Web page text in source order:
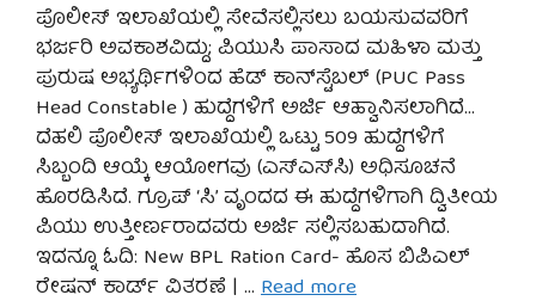
ಪೊಲೀಸ್ ಇಲಾಖೆಯಲ್ಲಿ ಸೇವೆಸಲ್ಲಿಸಲು ಬಯಸುವವರಿಗೆ
ಭರ್ಜರಿ ಅವಕಾಶವಿದ್ದು; ಪಿಯುಸಿ ಪಾಸಾದ ಮಹಿಳಾ ಮತ್ತು
ಪುರುಷ ಅಭ್ಯರ್ಥಿಗಳಿಂದ ಹೆಡ್ ಕಾನ್‌ಸ್ಟೆಬಲ್ (PUC Pass
Head Constable ) ಹುದ್ದೆಗಳಿಗೆ ಅರ್ಜಿ ಆಹ್ವಾನಿಸಲಾಗಿದೆ…
ದೆಹಲಿ ಪೊಲೀಸ್ ಇಲಾಖೆಯಲ್ಲಿ ಒಟ್ಟು 509 ಹುದ್ದೆಗಳಿಗೆ
ಸಿಬ್ಬಂದಿ ಆಯ್ಕೆ ಆಯೋಗವು (ಎಸ್‌ಎಸ್‌ಸಿ) ಅಧಿಸೂಚನೆ
ಹೊರಡಿಸಿದೆ. ಗ್ರೂಪ್ ‘ಸಿ’ ವೃಂದದ ಈ ಹುದ್ದೆಗಳಿಗಾಗಿ ದ್ವಿತೀಯ
ಪಿಯು ಉತ್ತೀರ್ಣರಾದವರು ಅರ್ಜಿ ಸಲ್ಲಿಸಬಹುದಾಗಿದೆ.
ಇದನ್ನೂ ಓದಿ: New BPL Ration Card- ಹೊಸ ಬಿಪಿಎಲ್
ರೇಷನ್ ಕಾರ್ಡ್ ವಿತರಣೆ | … Read more